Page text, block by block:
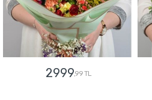
2999,99 TL